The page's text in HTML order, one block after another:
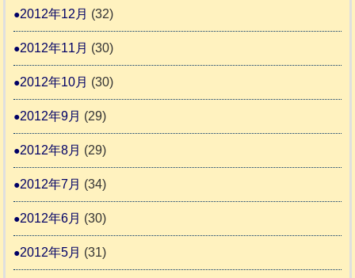
2012年12月 (32)
2012年11月 (30)
2012年10月 (30)
2012年9月 (29)
2012年8月 (29)
2012年7月 (34)
2012年6月 (30)
2012年5月 (31)